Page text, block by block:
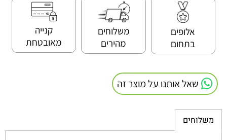
אלופים
בתחום
משלוחים
מהירים
קנייה
מאובטחת
שאל אותנו על מוצר זה
משלוחים